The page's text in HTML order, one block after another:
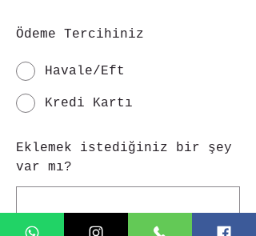
Ödeme Tercihiniz
Havale/Eft
Kredi Kartı
Eklemek istediğiniz bir şey
var mı?